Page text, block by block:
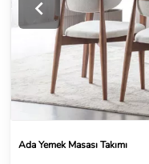
Ada Yemek Masası Takımı